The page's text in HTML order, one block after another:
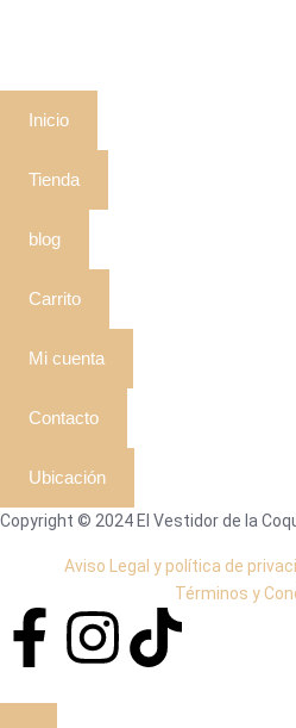
Inicio
Tienda
blog
Carrito
Mi cuenta
Contacto
Ubicación
Copyright © 2024 El Vestidor de la
Aviso Legal y política de
Términos y